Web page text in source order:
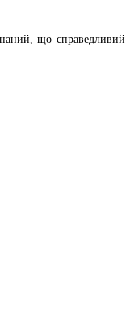
що